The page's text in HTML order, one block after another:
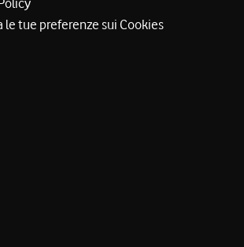
le tue preferenze sui Cookies